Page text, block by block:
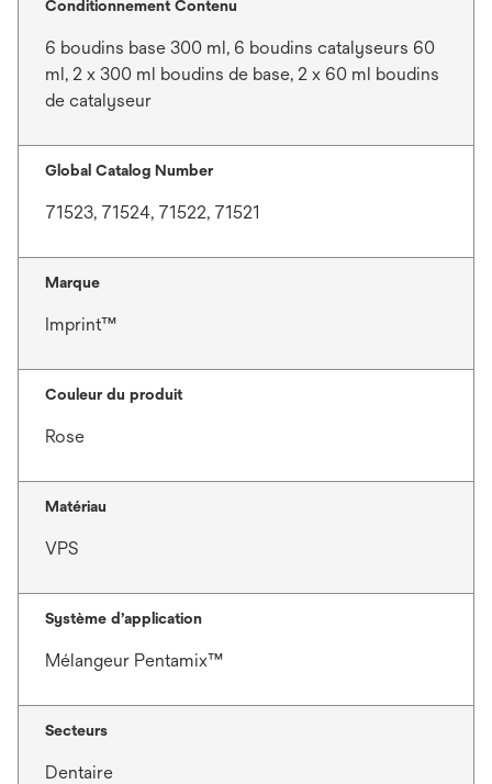
Conditionnement Contenu
6 boudins base 300 ml, 6 boudins catalyseurs 60
ml, 2 x 300 ml boudins de base, 2 x 60 ml boudins
de catalyseur
Global Catalog Number
71523, 71524, 71522, 71521
Marque
Imprint™
Couleur du produit
Rose
Matériau
VPS
Système d’application
Mélangeur Pentamix™
Secteurs
Dentaire